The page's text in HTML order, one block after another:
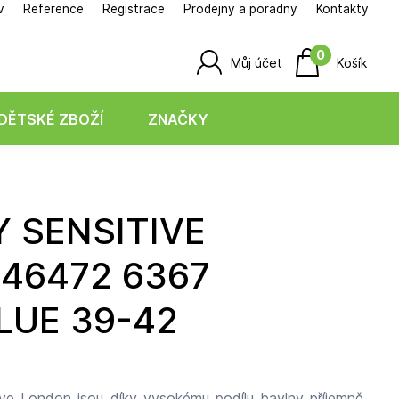
6367
39-42
Reference Registrace Prodejny a poradny Kontakty
Můj účet
Košík
0
ZBOŽÍ ZNAČKY